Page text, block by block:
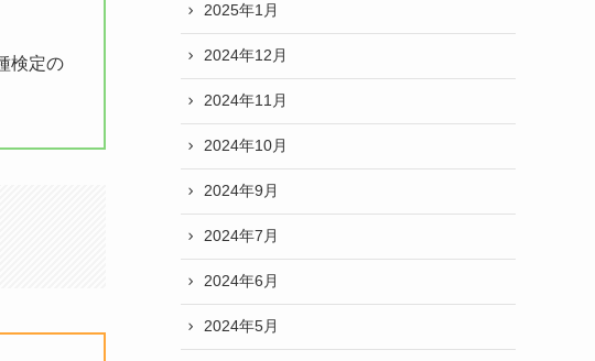
検定の
2025年1月
2024年12月
2024年11月
2024年10月
2024年9月
2024年7月
2024年6月
2024年5月